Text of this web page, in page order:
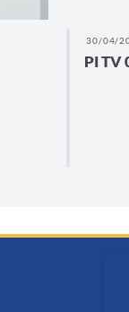
30/04/
PI TV